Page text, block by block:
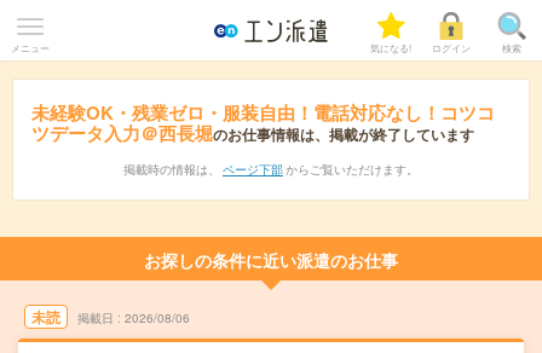
メニュー 気になる! ログイン 検索
未経験OK・残業ゼロ・服装自由！電話対応なし！コツコ
ツデータ入力＠西長堀のお仕事情報は、掲載が終了しています
掲載時の情報は、 ページ下部 からご覧いただけます。
お探しの条件に近い派遣のお仕事
未読 掲載日 2026/08/06